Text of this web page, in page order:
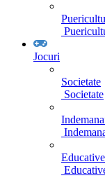
Jocuri
Societate
Societate
Educative